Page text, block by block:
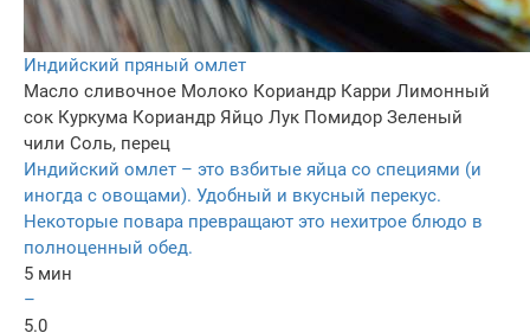
Индийский пряный омлет
Масло сливочное Молоко Кориандр Карри Лимонный
сок Куркума Кориандр Яйцо Лук Помидор Зеленый
чили Соль, перец
Индийский омлет – это взбитые яйца со специями (и
иногда с овощами). Удобный и вкусный перекус.
Некоторые повара превращают это нехитрое блюдо в
полноценный обед.
5 мин
–
5.0